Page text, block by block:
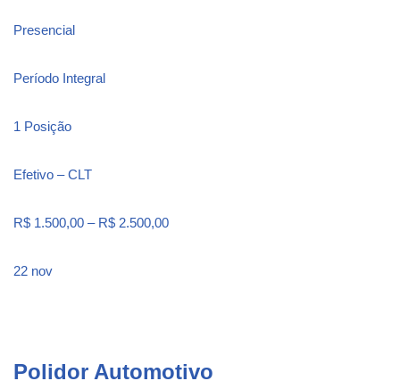
Presencial
Período Integral
1 Posição
Efetivo – CLT
R$ 1.500,00 – R$ 2.500,00
22 nov
Polidor Automotivo